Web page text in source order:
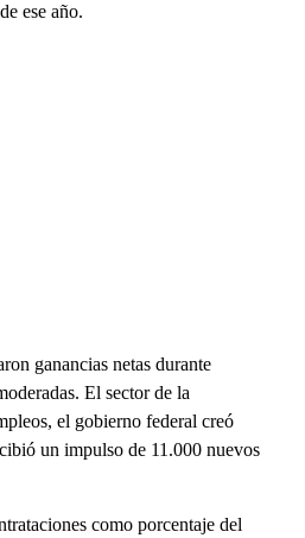
ese año.
ganancias netas durante
El sector de la
el gobierno federal creó
un impulso de 11.000 nuevos
como porcentaje del